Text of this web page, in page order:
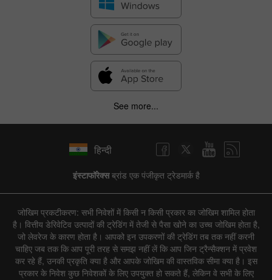
See more...
हिन्दी
इंस्टाफॉरेक्सब्रांड एक पंजीकृत ट्रेडमार्क है
जोखिम प्रकटीकरण: सभी निवेशों में किसी न किसी प्रकार का जोखिम शामिल होता
है। वित्तीय डेरिवेटिव उत्पादों की ट्रेडिंग में तेजी से पैसा खोने का उच्च जोखिम होता है,
जो लेवरेज के कारण होता है। आपको इन उपकरणों की ट्रेडिंग तब तक नहीं करनी
चाहिए जब तक कि आप पूरी तरह से समझ नहीं लें कि आप जिन ट्रैन्सैक्शन में प्रवेश
कर रहे हैं, उनकी प्रकृति क्या है और आपके जोखिम की वास्तविक सीमा क्या है। इस
प्रकार के निवेश कुछ निवेशकों के लिए उपयुक्त हो सकते हैं, लेकिन वे सभी के लिए